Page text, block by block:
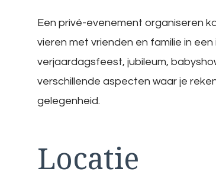
Een privé-evenement organiseren
vieren met vrienden en familie in
verjaardagsfeest, jubileum,
verschillende aspecten waar je
gelegenheid.
Locatie